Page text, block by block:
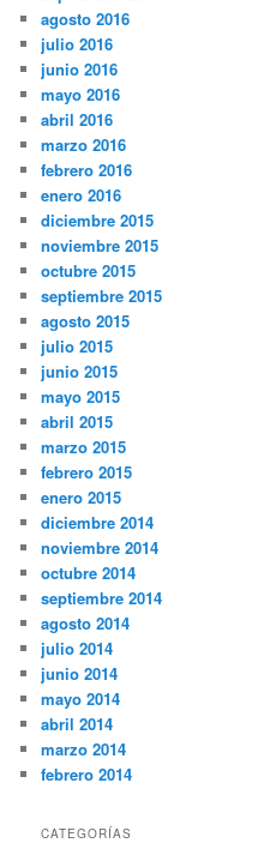
agosto 2016
julio 2016
junio 2016
mayo 2016
abril 2016
marzo 2016
febrero 2016
enero 2016
diciembre 2015
noviembre 2015
octubre 2015
septiembre 2015
agosto 2015
julio 2015
junio 2015
mayo 2015
abril 2015
marzo 2015
febrero 2015
enero 2015
diciembre 2014
noviembre 2014
octubre 2014
septiembre 2014
agosto 2014
julio 2014
junio 2014
mayo 2014
abril 2014
marzo 2014
febrero 2014
CATEGORÍAS